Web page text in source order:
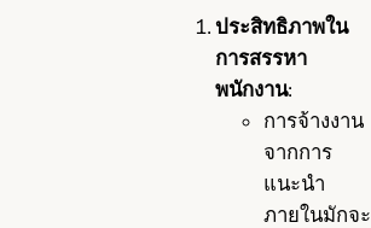
ประสิทธิภาพใน
การสรรหา
พนักงาน:
การจ้างงาน
จากการ
แนะนำ
ภายในมักจะ